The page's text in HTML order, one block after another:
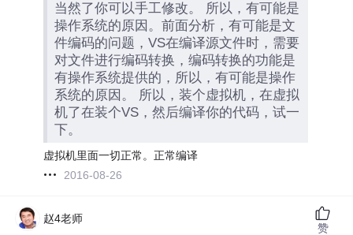
当然了你可以手工修改。 所以，有可能是
操作系统的原因。前面分析，有可能是文
件编码的问题，VS在编译源文件时，需要
对文件进行编码转换，编码转换的功能是
有操作系统提供的，所以，有可能是操作
系统的原因。 所以，装个虚拟机，在虚拟
机了在装个VS，然后编译你的代码，试一
下。
虚拟机里面一切正常。正常编译
2016-08-26
赵4老师
赞